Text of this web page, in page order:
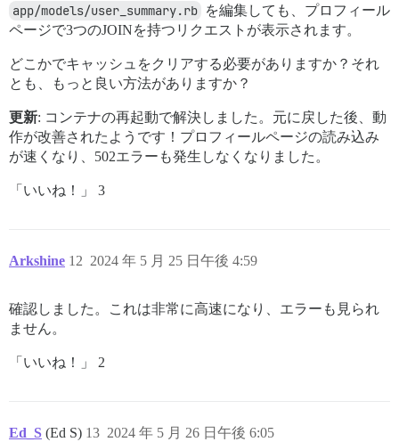
app/models/user_summary.rb を編集しても、プロフィール
ページで3つのJOINを持つリクエストが表示されます。
どこかでキャッシュをクリアする必要がありますか？それ
とも、もっと良い方法がありますか？
更新: コンテナの再起動で解決しました。元に戻した後、動
作が改善されたようです！プロフィールページの読み込み
が速くなり、502エラーも発生しなくなりました。
「いいね！」 3
Arkshine 2024 年 5 月 25 日午後 4:59
12
確認しました。これは非常に高速になり、エラーも見られ
ません。
「いいね！」 2
Ed_S (Ed S) 2024 年 5 月 26 日午後 6:05
13